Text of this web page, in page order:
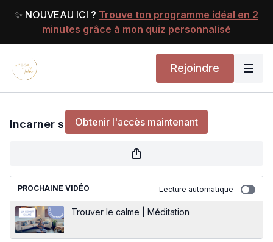
✨ NOUVEAU ICI ? Trouve ton programme idéal en 2
minutes grâce à mon quiz personnalisé
Rejoindre
Incarner ses valeurs | Méditation
Obtenir l'accès maintenant
pour continuer
Incarner ses valeurs | Méditation
PROCHAINE VIDÉO Lecture automatique
Trouver le calme | Méditation